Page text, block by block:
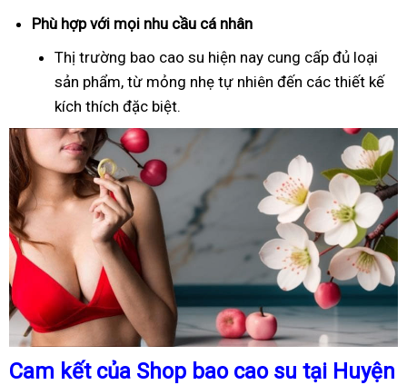
Phù hợp với mọi nhu cầu cá nhân
Thị trường bao cao su hiện nay cung cấp đủ loại
sản phẩm, từ mỏng nhẹ tự nhiên đến các thiết kế
kích thích đặc biệt.
Cam kết của Shop bao cao su tại Huyện